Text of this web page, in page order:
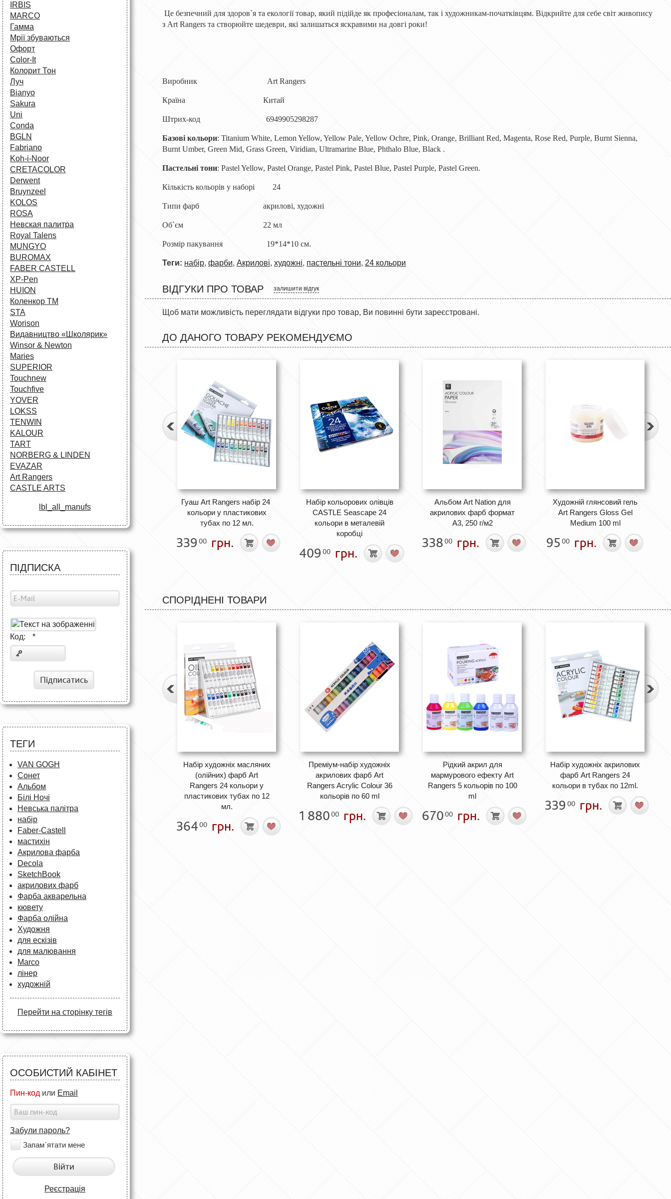
IRBIS
MARCO
Гамма
Мрії збуваються
Офорт
Сolor-It
Колорит Тон
Луч
Bianyo
Sakura
Uni
Conda
BGLN
Fabriano
Koh-i-Noor
CRETACOLOR
Derwent
Bruynzeel
KOLOS
ROSA
Невская палитра
Royal Talens
MUNGYO
BUROMAX
FABER CASTELL
XP-Pen
HUION
Коленкор ТМ
STA
Worison
Видавництво «Школярик»
Winsor & Newton
Maries
SUPERIOR
Touchnew
Touchfive
YOVER
LOKSS
TENWIN
KALOUR
TART
NORBERG & LINDEN
EVAZAR
Art Rangers
CASTLE ARTS
lbl_all_manufs
ПІДПИСКА
Код: *
Підписатись
ТЕГИ
VAN GOGH
Сонет
Альбом
Білі Ночі
Невська палітра
набір
Faber-Castell
мастихін
Акрилова фарба
Decola
SketchBook
акрилових фарб
Фарба акварельна
кювету
Фарба олійна
Художня
для ескізів
для малювання
Marco
лінер
художній
Перейти на сторінку тегів
ОСОБИСТИЙ КАБІНЕТ
Пин-код или Email
Забули пароль?
Запам`ятати мене
Війти
Реєстрація
Це безпечний для здоров`я та екології товар, який підійде як професіоналам, так і художникам-початківцям. Відкрийте для себе світ живопису
з Art Rangers та створюйте шедеври, які залишаться яскравими на довгі роки!
Виробник Art Rangers
Країна Китай
Штрих-код 6949905298287
Базові кольори: Titanium White, Lemon Yellow, Yellow Pale, Yellow Ochre, Pink, Orange, Brilliant Red, Magenta, Rose Red, Purple, Burnt Sienna,
Burnt Umber, Green Mid, Grass Green, Viridian, Ultramarine Blue, Phthalo Blue, Black .
Пастельні тони: Pastel Yellow, Pastel Orange, Pastel Pink, Pastel Blue, Pastel Purple, Pastel Green.
Кількість кольорів у наборі 24
Типи фарб акрилові, художні
Об`єм 22 мл
Розмір пакування 19*14*10 см.
Теги: набір, фарби, Акрилові, художні, пастельні тони, 24 кольори
ВІДГУКИ ПРО ТОВАР залишити відгук
Щоб мати можливість переглядати відгуки про товар, Ви повинні бути зареєстровані.
ДО ДАНОГО ТОВАРУ РЕКОМЕНДУЄМО
Гуаш Art Rangers набір 24 ​​
кольори у пластикових
тубах по 12 мл.
339 00 грн.
Набір кольорових олівців
CASTLE Seascape 24
кольори в металевій
коробці
409 00 грн.
Альбом Art Nation для
акрилових фарб формат
А3, 250 г/м2
33800 грн.
Художній глянсовий гель
Art Rangers Gloss Gel
Medium 100 ml
95 00 грн.
СПОРІДНЕНІ ТОВАРИ
Набір художніх масляних
(олійних) фарб Art
Rangers 24 кольори у
пластикових тубах по 12
мл.
36400 грн.
Преміум-набір художніх
акрилових фарб Art
Rangers Acrylic Colour 36
кольорів по 60 ml
1 88000 грн.
Рідкий акрил для
мармурового ефекту Art
Rangers 5 кольорів по 100
ml
67000 грн.
Набір художніх акрилових
фарб Art Rangers 24
кольори в тубах по 12ml.
339 00 грн.